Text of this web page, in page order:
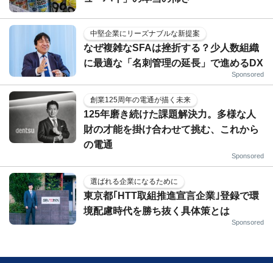
中堅企業にリーズナブルな新提案
なぜ複雑なSFAは挫折する？少人数組織
に最適な「名刺管理の延長」で進めるDX
Sponsored
創業125周年の電通が描く未来
125年磨き続けた課題解決力。多様な人
財の才能を掛け合わせて挑む、これから
の電通
Sponsored
選ばれる企業になるために
東京都｢HTT取組推進宣言企業｣登録で環
境配慮時代を勝ち抜く具体策とは
Sponsored